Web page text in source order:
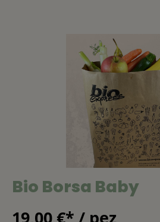
Bio Borsa Baby
19,00 €* / pez